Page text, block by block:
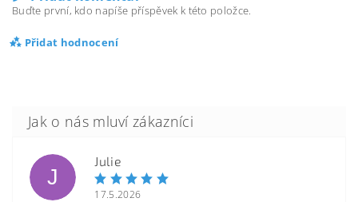
Buďte první, kdo napíše příspěvek k této položce.
Přidat hodnocení
J
Julie
17.5.2026